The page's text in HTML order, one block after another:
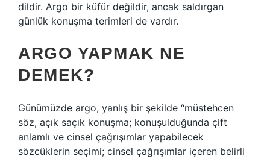
dildir. Argo bir küfür değildir, ancak saldırgan
günlük konuşma terimleri de vardır.
ARGO YAPMAK NE
DEMEK?
Günümüzde argo, yanlış bir şekilde “müstehcen
söz, açık saçık konuşma; konuşulduğunda çift
anlamlı ve cinsel çağrışımlar yapabilecek
sözcüklerin seçimi; cinsel çağrışımlar içeren belirli